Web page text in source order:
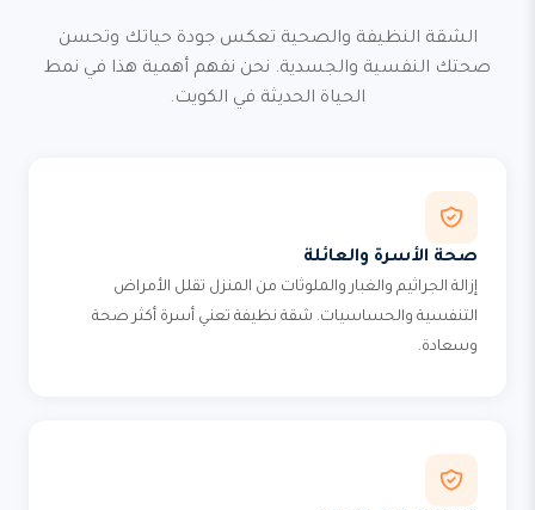
الشقة النظيفة والصحية تعكس جودة حياتك وتحسن
صحتك النفسية والجسدية. نحن نفهم أهمية هذا في نمط
الحياة الحديثة في الكويت.
صحة الأسرة والعائلة
إزالة الجراثيم والغبار والملوثات من المنزل تقلل الأمراض
التنفسية والحساسيات. شقة نظيفة تعني أسرة أكثر صحة
وسعادة.